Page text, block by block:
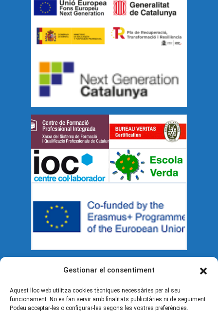
Gestionar el consentiment
Aquest lloc web utilitza cookies tècniques necessàries per al seu
funcionament. No es fan servir amb finalitats publicitàries ni de seguiment.
Podeu acceptar-les o configurar-les segons les vostres preferències.